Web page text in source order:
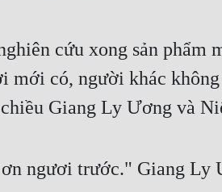
cứu xong sản
mới có, người khác
Giang Ly Ương và
ngươi trước." Giang Ly